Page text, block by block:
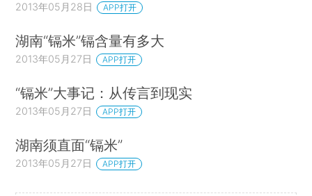
2013年05月28日 APP打开
湖南“镉米”镉含量有多大
2013年05月27日 APP打开
“镉米”大事记：从传言到现实
2013年05月27日 APP打开
湖南须直面“镉米”
2013年05月27日 APP打开